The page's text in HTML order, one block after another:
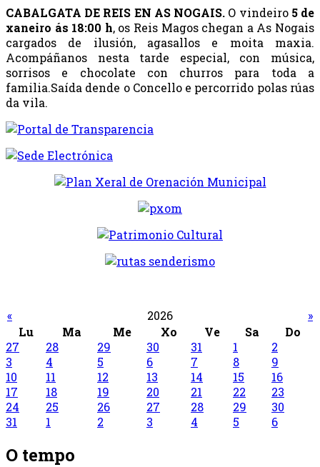
CABALGATA DE REIS EN AS NOGAIS. O vindeiro 5 de
xaneiro ás 18:00 h, os Reis Magos chegan a As Nogais
cargados de ilusión, agasallos e moita maxia.
Acompáñanos nesta tarde especial, con música,
sorrisos e chocolate con churros para toda a
familia.Saída dende o Concello e percorrido polas rúas
da vila.
« 2026
»
Lu
Ma Me Xo Ve Sa
Do
27
28 29 30 31 1
2
3
4 5 6 7 8
9
10
11 12 13 14 15
16
17
18 19 20 21 22
23
24
25 26 27 28 29
30
31
1 2 3 4 5 6
O tempo